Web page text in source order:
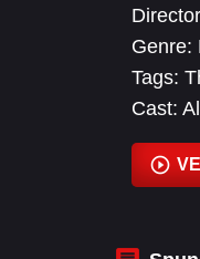
Genre:
Tags:
Cast: